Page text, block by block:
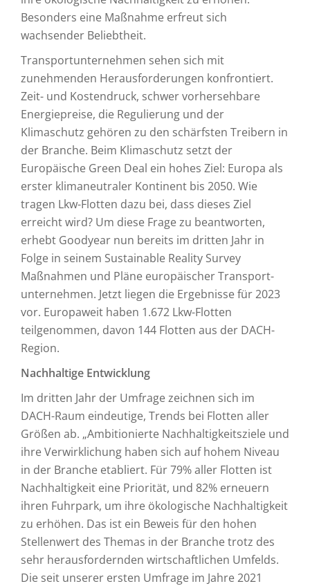
Besonders eine Maßnahme erfreut sich
wachsender Beliebtheit.
Transportunternehmen sehen sich mit
zunehmenden Herausforde­rungen konfrontiert.
Zeit- und Kostendruck, schwer vorhersehbare
Energiepreise, die Regulierung und der
Klimaschutz gehören zu den schärfsten Treibern in
der Branche. Beim Klimaschutz setzt der
Europäische Green Deal ein hohes Ziel: Europa als
erster klima­neutraler Kontinent bis 2050. Wie
tragen Lkw-Flotten dazu bei, dass dieses Ziel
erreicht wird? Um diese Frage zu beantworten,
erhebt Goodyear nun bereits im dritten Jahr in
Folge in seinem Sustainable Reality Survey
Maßnahmen und Pläne europäischer Transport­
unternehmen. Jetzt liegen die Ergebnisse für 2023
vor. Europaweit haben 1.672 Lkw-Flotten
teilgenom­men, davon 144 Flotten aus der DACH-
Region.
Nachhaltige Entwicklung
Im dritten Jahr der Umfrage zeichnen sich im
DACH-Raum eindeutige, Trends bei Flotten aller
Größen ab. „Ambitionierte Nachhaltigkeitsziele und
ihre Verwirklichung haben sich auf hohem Niveau
in der Branche etabliert. Für 79% aller Flotten ist
Nachhaltigkeit eine Priorität, und 82% erneuern
ihren Fuhrpark, um ihre ökologische Nachhaltigkeit
zu erhöhen. Das ist ein Beweis für den hohen
Stellenwert des Themas in der Branche trotz des
sehr herausfordern­den wirtschaft­lichen Umfelds.
Die seit unserer ersten Umfrage im Jahre 2021